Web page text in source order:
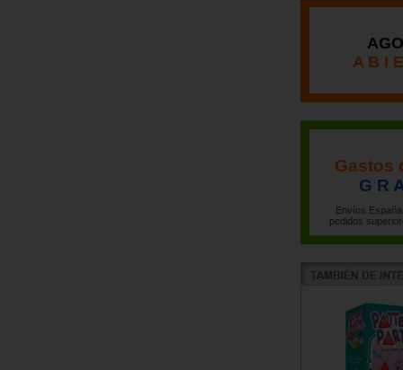
A B I
Gastos
G R
Envíos
pedidos